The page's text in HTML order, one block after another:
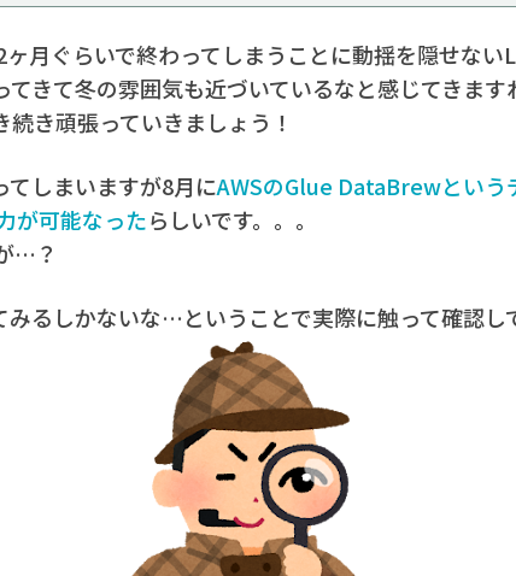
月ぐらいで終わってしまうことに動揺を隠せない
きて冬の雰囲気も近づいているなと感じてきます
き頑張っていきましょう！
てしまいますが8月にAWSのGlue DataBrewという
が可能なったらしいです。。。
…？
るしかないな…ということで実際に触って確認し